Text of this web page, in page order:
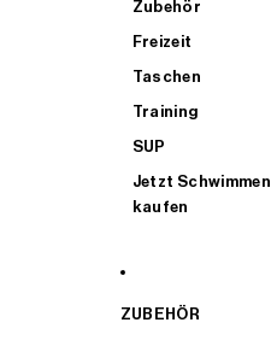
Zubehör
Freizeit
Taschen
Training
SUP
Jetzt Schwimmen
kaufen
ZUBEHÖR